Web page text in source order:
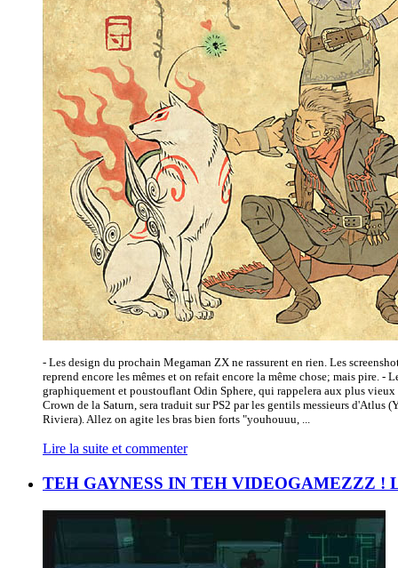
- Les design du prochain Megaman ZX ne rassurent en rien. Les
reprend encore les mêmes et on refait encore la même chose; mais pire. -
graphiquement et poustouflant Odin Sphere, qui rappelera aux plus vieux
Crown de la Saturn, sera traduit sur PS2 par les gentils messieurs d'Atlus
Riviera). Allez on agite les bras bien forts "youhouuu, ...
Lire la suite et commenter
TEH GAYNESS IN TEH VIDEOGAMEZZZ !